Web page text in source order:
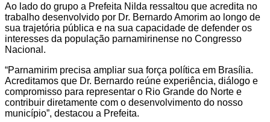
Ao lado do grupo a Prefeita Nilda ressaltou que acredita no
trabalho desenvolvido por Dr. Bernardo Amorim ao longo de
sua trajetória pública e na sua capacidade de defender os
interesses da população parnamirinense no Congresso
Nacional.
“Parnamirim precisa ampliar sua força política em Brasília.
Acreditamos que Dr. Bernardo reúne experiência, diálogo e
compromisso para representar o Rio Grande do Norte e
contribuir diretamente com o desenvolvimento do nosso
município”, destacou a Prefeita.